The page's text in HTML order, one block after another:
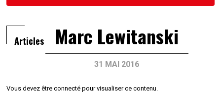
Articles Marc Lewitanski
31 MAI 2016
Vous devez être connecté pour visualiser ce contenu.